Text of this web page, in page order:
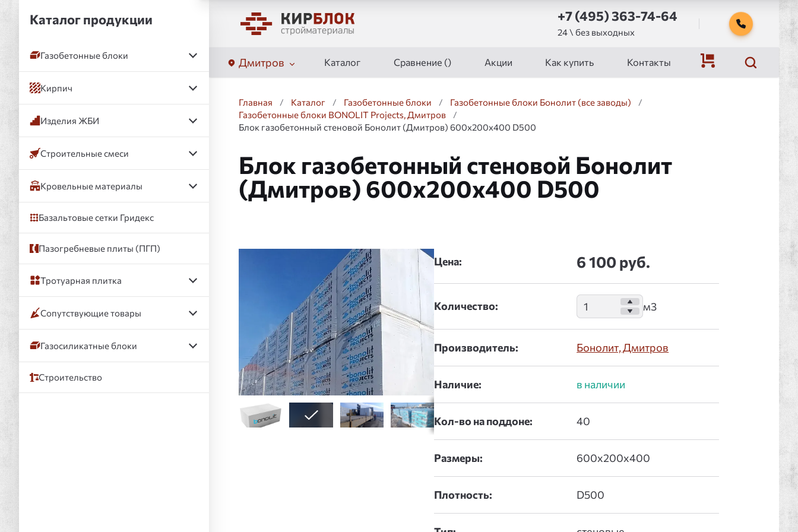
+7 (495) 363-74-64
24 \ без выходных
Дмитров Каталог Сравнение () Акции Как купить Контакты
Главная / Каталог / Газобетонные блоки / Газобетонные блоки Бонолит (все заводы)
/
Газобетонные блоки BONOLIT Projects, Дмитров
/
Блок газобетонный стеновой Бонолит (Дмитров) 600x200x400 D500
Блок газобетонный стеновой Бонолит
(Дмитров) 600x200x400 D500
Цена: 6 100 руб.
Количество:
Производитель: Бонолит, Дмитров
Наличие:
Кол-во на поддоне:
Размеры:
Плотность:
Каталог продукции
Газобетонные блоки
Кирпич
Изделия ЖБИ
Строительные смеси
Кровельные материалы
Базальтовые сетки Гридекс
Пазогребневые плиты (ПГП)
Тротуарная плитка
Сопутствующие товары
Газосиликатные блоки
Строительство